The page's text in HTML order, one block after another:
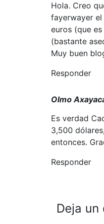
Hola. Creo
fayerwayer
euros (que
(bastante
Muy buen
Responder
Olmo
Es verdad
3,500
entonces.
Responder
Deja un